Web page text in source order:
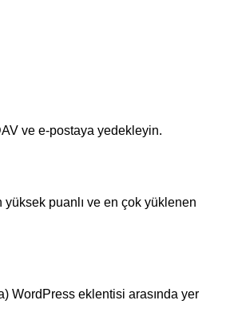
ve e-postaya yedekleyin.
puanlı ve en çok yüklenen
WordPress eklentisi arasında yer